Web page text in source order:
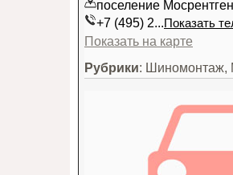
поселение
+7 (495) 2...Показать
Показать на карте
Рубрики: Шиномонтаж,